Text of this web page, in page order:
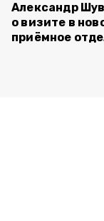
Александр
о визите в
приёмное